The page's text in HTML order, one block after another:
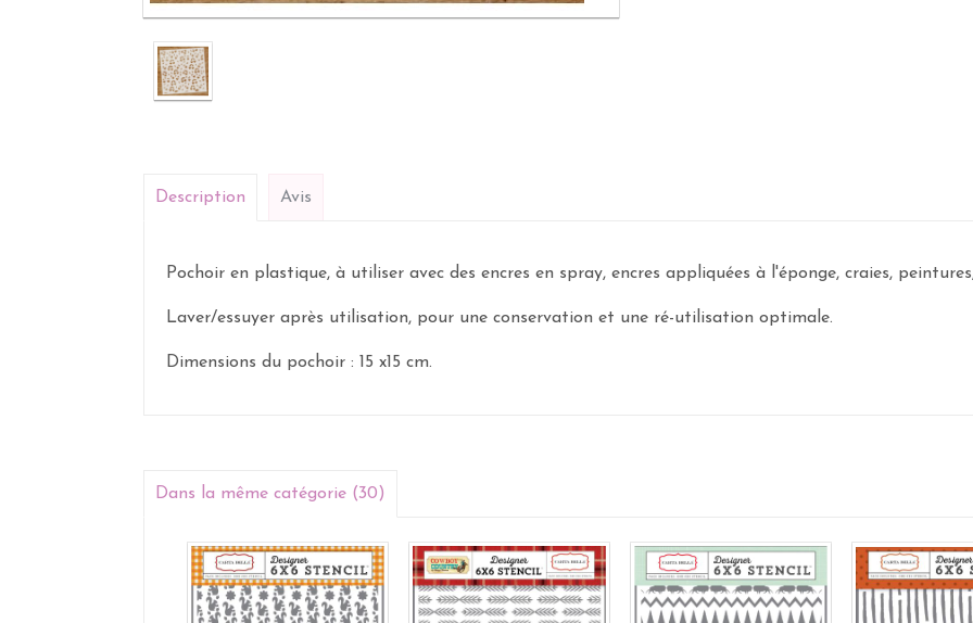
Description Avis
Pochoir en plastique, à utiliser avec des encres en spray, encres appliquées à l'éponge, craies,
Laver/essuyer après utilisation, pour une conservation et une ré-utilisation optimale.
Dimensions du pochoir : 15 x15 cm.
Dans la même catégorie (30)